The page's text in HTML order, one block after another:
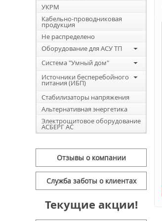
УКРМ
Кабельно-проводниковая
продукция
Не распределено
Оборудование для АСУ ТП
Система "Умный дом"
Источники бесперебойного
питания (ИБП)
Стабилизаторы напряжения
Альтернативная энергетика
Электрощитовое оборудование
АСБЕРГ АС
Отзывы о компании
Служба заботы о клиентах
Текущие акции!